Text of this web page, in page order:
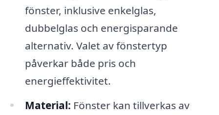
fönster, inklusive enkelglas,
dubbelglas och energisparande
alternativ. Valet av fönstertyp
påverkar både pris och
energieffektivitet.
Material: Fönster kan tillverkas av